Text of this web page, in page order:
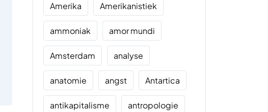
Amerika Amerikanistiek
ammoniak amor mundi
Amsterdam analyse
anatomie angst Antartica
antikapitalisme antropologie